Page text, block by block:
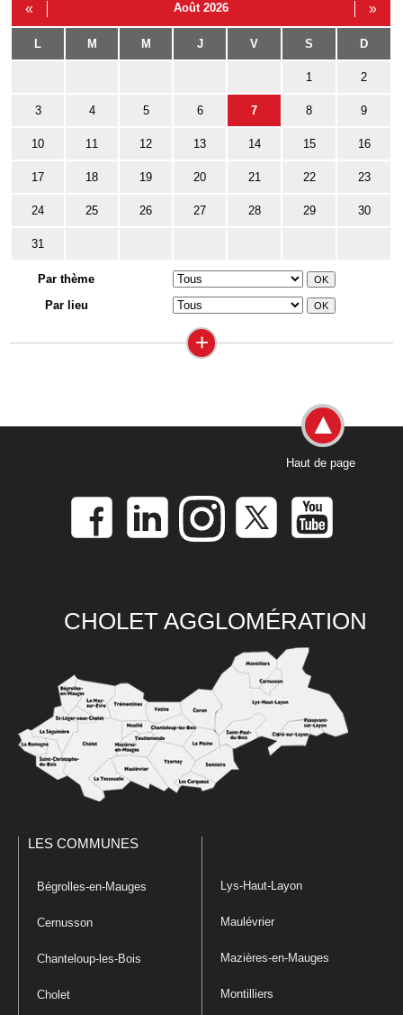
« Août 2026 »
L M M J V S D
1 2
3 4 5 6 7 8 9
10 11 12 13 14 15 16
17 18 19 20 21 22 23
24 25 26 27 28 29 30
31
Par thème
Par lieu
+
Haut de page
CHOLET AGGLOMÉRATION
LES COMMUNES
Bégrolles-en-Mauges
Cernusson
Chanteloup-les-Bois
Cholet
Lys-Haut-Layon
Maulévrier
Mazières-en-Mauges
Montilliers